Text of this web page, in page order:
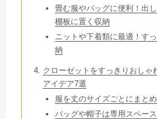
畳む服やバッグに便利！出
棚板に置く収納
ニットや下着類に最適！す
納
クローゼットをすっきりおしゃ
アイデア7選
服を丈のサイズごとにまと
バッグや帽子は専用スペース